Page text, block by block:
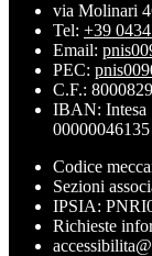
via Molinari
Tel: +39
Email:
PEC:
C.F.:
IBAN: Intesa
00000046135
Codice
Sezioni
IPSIA:
Richieste